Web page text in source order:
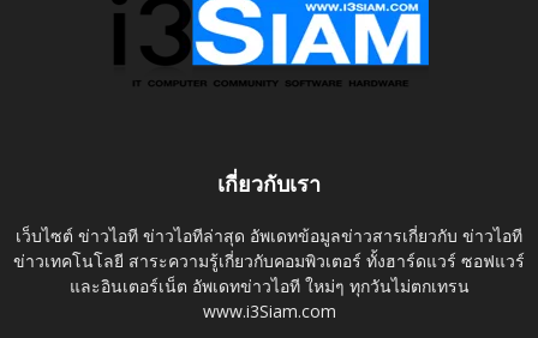
เกี่ยวกับเรา
เว็บไซต์ ข่าวไอที ข่าวไอทีล่าสุด อัพเดทข้อมูลข่าวสารเกี่ยวกับ ข่าวไอที
ข่าวเทคโนโลยี สาระความรู้เกี่ยวกับคอมพิวเตอร์ ทั้งฮาร์ดแวร์ ซอฟแวร์
และอินเตอร์เน็ต อัพเดทข่าวไอที ใหม่ๆ ทุกวันไม่ตกเทรน
www.i3Siam.com